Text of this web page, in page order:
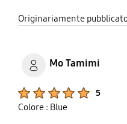
access to power.
Originariamente
Mo Tamimi
5
Colore : Blue